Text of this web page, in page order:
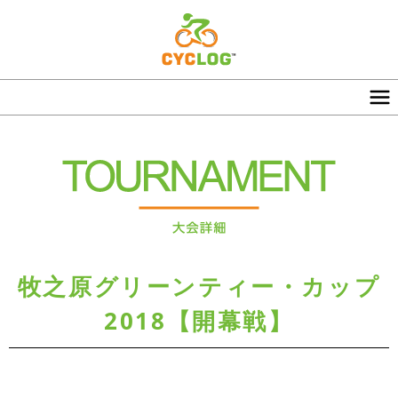
牧之原グリーンティー・カップ
2018【開幕戦】